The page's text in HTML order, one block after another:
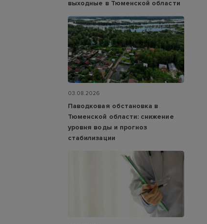
выходные в Тюменской области
03.08.2026
Паводковая обстановка в
Тюменской области: снижение
уровня воды и прогноз
стабилизации